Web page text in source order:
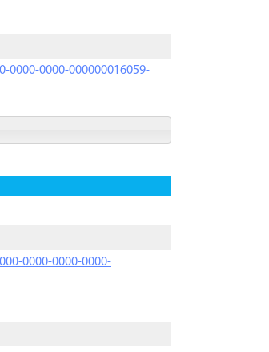
0000-0000-000000016059-
0000-0000-0000-